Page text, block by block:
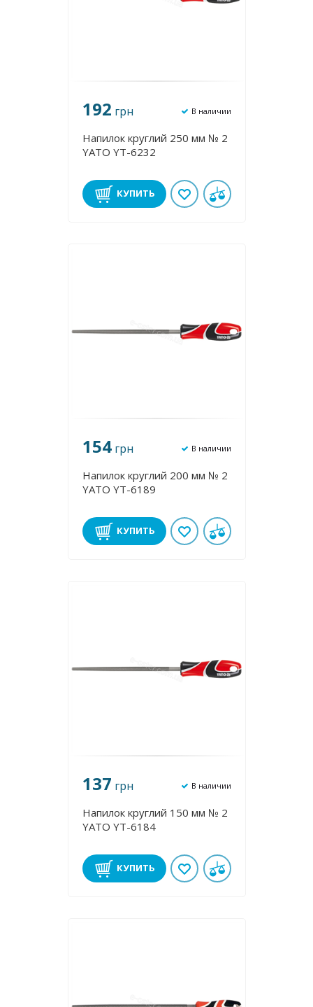
192 грн В наличии
Напилок круглий 250 мм № 2
YATO YT-6232
КУПИТЬ
154 грн В наличии
Напилок круглий 200 мм № 2
YATO YT-6189
КУПИТЬ
137 грн В наличии
Напилок круглий 150 мм № 2
YATO YT-6184
КУПИТЬ